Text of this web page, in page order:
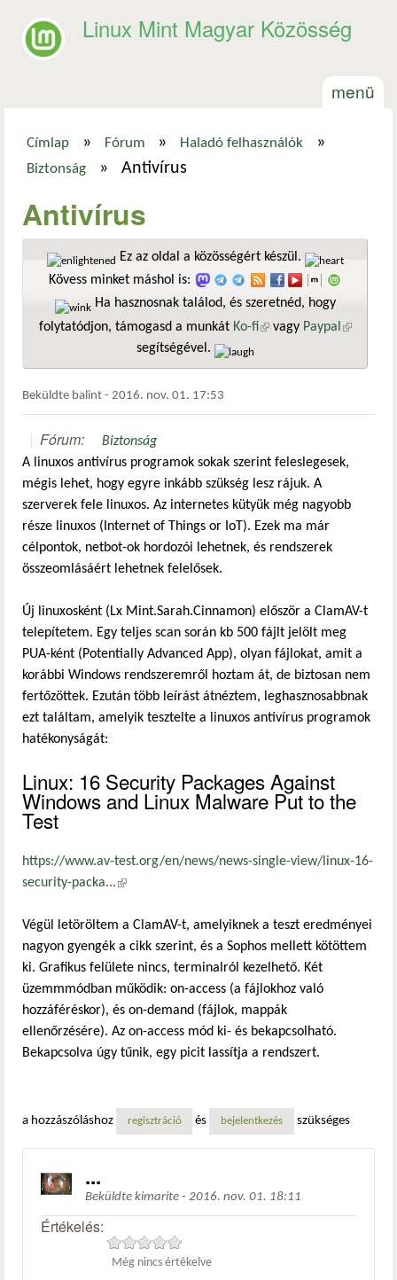
Linux Mint Magyar Közösség
menü
Jelenlegi hely
Címlap » Fórum » Haladó felhasználók »
Biztonság » Antivírus
Antivírus
Ez az oldal a közösségért készül.
Kövess minket máshol is:
Ha hasznosnak találod, és szeretnéd, hogy
folytatódjon, támogasd a munkát Ko-fi(külső hivatkozás)
vagy Paypal
segítségével.
Beküldte balint - 2016. nov. 01. 17:53
Fórum:
Biztonság
A linuxos antivírus programok sokak szerint feleslegesek,
mégis lehet, hogy egyre inkább szükség lesz rájuk. A
szerverek fele linuxos. Az internetes kütyük még nagyobb
része linuxos (Internet of Things or IoT). Ezek ma már
célpontok, netbot-ok hordozói lehetnek, és rendszerek
összeomlásáért lehetnek felelősek.
Új linuxosként (Lx Mint.Sarah.Cinnamon) először a ClamAV-t
telepítetem. Egy teljes scan során kb 500 fájlt jelölt meg
PUA-ként (Potentially Advanced App), olyan fájlokat, amit a
korábbi Windows rendszeremről hoztam át, de biztosan nem
fertőzöttek. Ezután több leírást átnéztem, leghasznosabbnak
ezt találtam, amelyik tesztelte a linuxos antivírus programok
hatékonyságát:
Linux: 16 Security Packages Against
Windows and Linux Malware Put to the
Test
https://www.av-test.org/en/news/news-single-view/linux-16-
security-packa...(külső hivatkozás)
Végül letöröltem a ClamAV-t, amelyiknek a teszt eredményei
nagyon gyengék a cikk szerint, és a Sophos mellett kötöttem
ki. Grafikus felülete nincs, terminalról kezelhető. Két
üzemmmódban működik: on-access (a fájlokhoz való
hozzáféréskor), és on-demand (fájlok, mappák
ellenőrzésére). Az on-access mód ki- és bekapcsolható.
Bekapcsolva úgy tűnik, egy picit lassítja a rendszert.
a hozzászóláshoz regisztráció és bejelentkezés szükséges
...
Beküldte kimarite - 2016. nov. 01. 18:11
Értékelés:
Még nincs értékelve